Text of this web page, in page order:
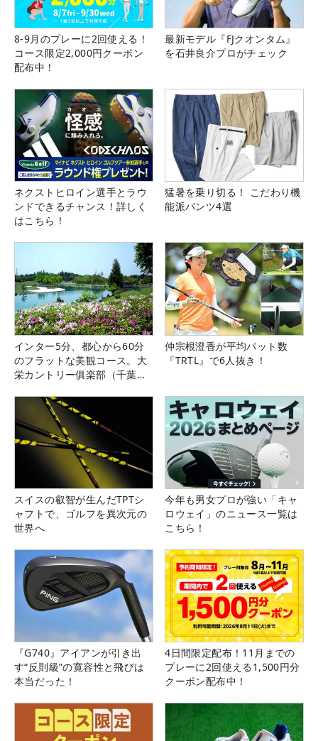
8-9月のプレーに2回使える！
コース限定2,000円クーポン
配布中！
最新モデル『FJクオンタム』
を石井良介プロがチェック
ネクストヒロイン選手とラウ
ンドできるチャンス！詳しく
はこちら！
猛暑を乗り切る！ こだわり機
能派パンツ4選
インター5分、都心から60分
のフラットな美観コース。大
栄カントリー俱楽部（千葉
仲宗根澄香が平均パット数
『TRTL』で6人抜き！
スイスの叡智が生んだTPTシ
ャフトで、ゴルフを異次元の
世界へ
今年も男女プロが強い「キャ
ロウェイ」のニュース一覧は
こちら！
『G740』アイアンが引き出
す“反則級”の寛容性と飛びは
本当だった！
4日間限定配布！11月までの
プレーに2回使える1,500円分
クーポン配布中！